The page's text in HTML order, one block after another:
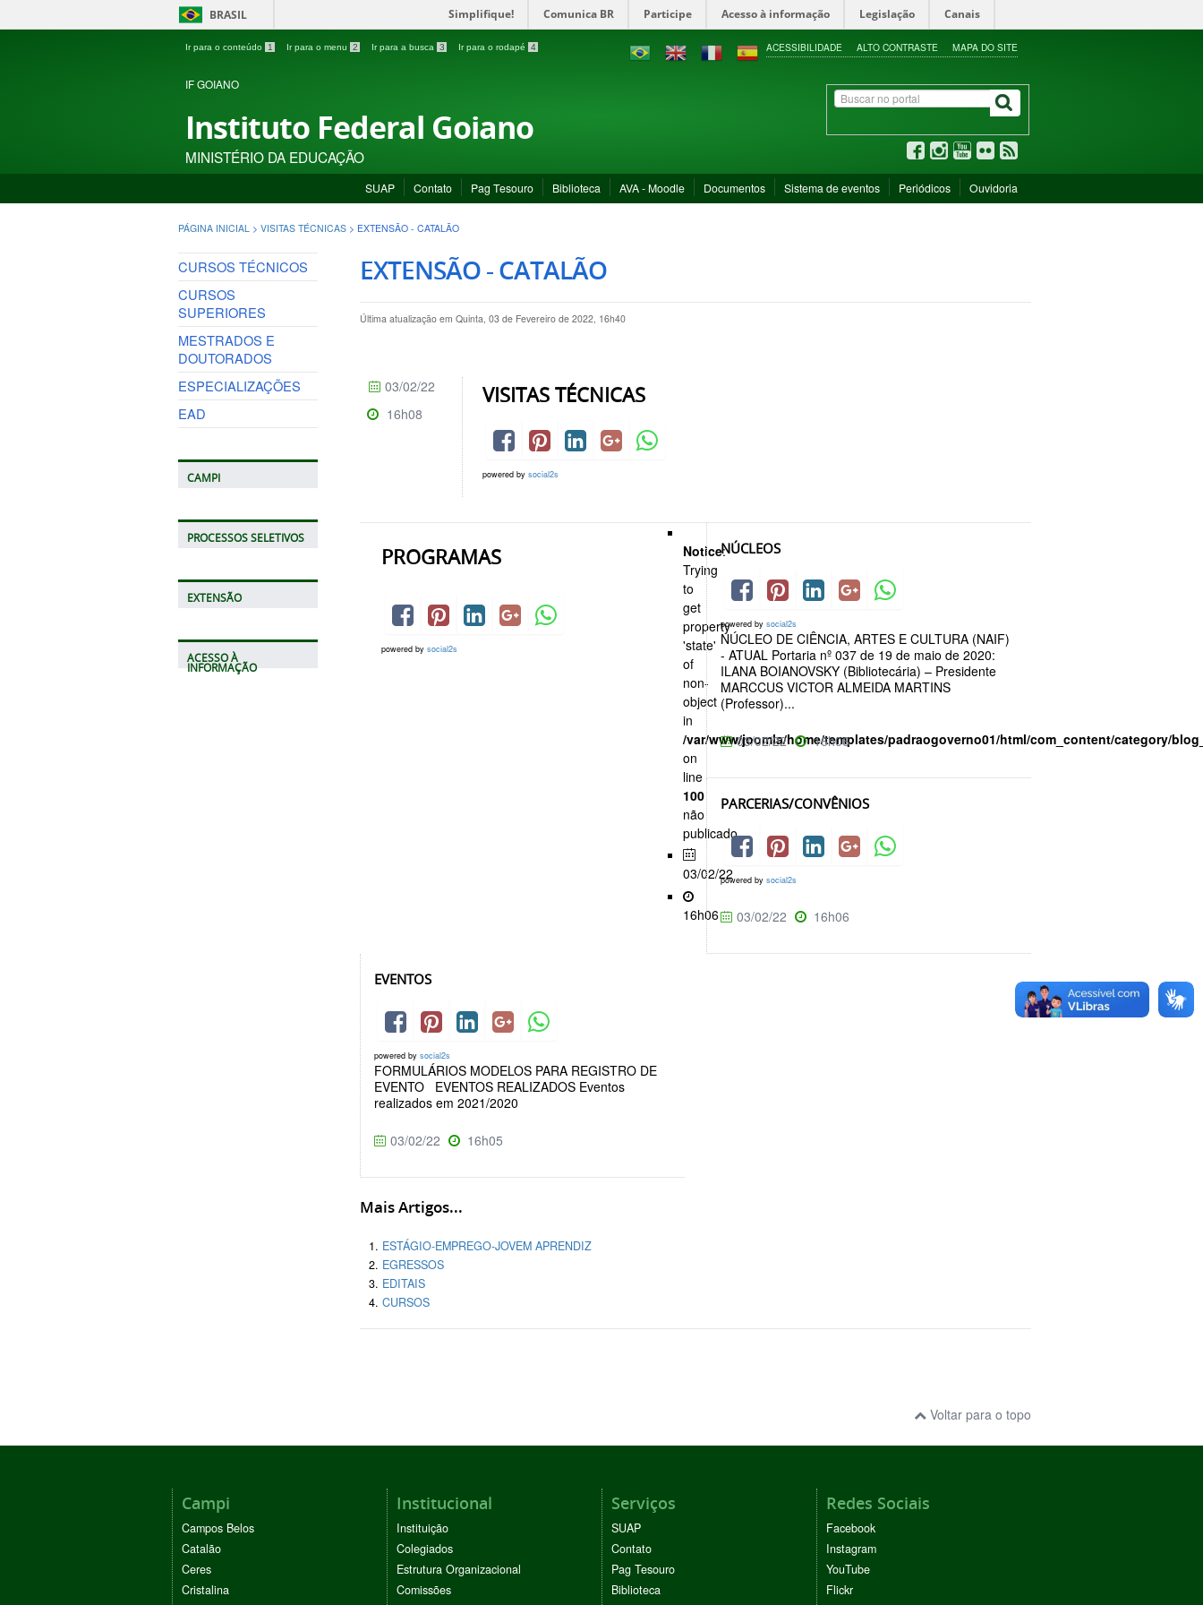
BRASIL Simplifique! Comunica BR Participe Acesso à informação Legislação Canais
Ir para o conteúdo 1 Ir para o menu 2 Ir para a busca 3 Ir para o rodapé 4 ACESSIBILIDADE ALTO CONTRASTE MAPA DO SITE
IF GOIANO
Instituto Federal Goiano
MINISTÉRIO DA EDUCAÇÃO
SUAP Contato Pag Tesouro Biblioteca AVA - Moodle Documentos Sistema de eventos Periódicos Ouvidoria
PÁGINA INICIAL > VISITAS TÉCNICAS > EXTENSÃO - CATALÃO
CURSOS TÉCNICOS
CURSOS
SUPERIORES
MESTRADOS E
DOUTORADOS
ESPECIALIZAÇÕES
EAD
CAMPI
PROCESSOS SELETIVOS
EXTENSÃO
ACESSO À
INFORMAÇÃO
EXTENSÃO - CATALÃO
Última atualização em Quinta, 03 de Fevereiro de 2022, 16h40
VISITAS TÉCNICAS
powered bysocial2s
03/02/22
16h08
PROGRAMAS
powered bysocial2s
Notice:
Trying
to
get
property
'state'
of
non-
object
in
/var/www/joomla/home/templates/padraogoverno01/html/com_content/category/
on
line
100
não
publicado
03/02/22
16h06
NÚCLEOS
powered bysocial2s
NÚCLEO DE CIÊNCIA, ARTES E CULTURA (NAIF)
- ATUAL Portaria nº 037 de 19 de maio de 2020:
ILANA BOIANOVSKY (Bibliotecária) – Presidente
MARCCUS VICTOR ALMEIDA MARTINS
(Professor)...
03/02/22 16h06
PARCERIAS/CONVÊNIOS
powered bysocial2s
03/02/22 16h06
EVENTOS
powered by social2s
FORMULÁRIOS MODELOS PARA REGISTRO DE
EVENTO EVENTOS REALIZADOS Eventos
realizados em 2021/2020
03/02/22 16h05
Mais Artigos...
ESTÁGIO-EMPREGO-JOVEM APRENDIZ
EGRESSOS
EDITAIS
CURSOS
Voltar para o topo
Campi
Campos Belos
Catalão
Ceres
Cristalina
Institucional
Instituição
Colegiados
Estrutura Organizacional
Comissões
Serviços
SUAP
Contato
Pag Tesouro
Biblioteca
Redes Sociais
Facebook
Instagram
YouTube
Flickr